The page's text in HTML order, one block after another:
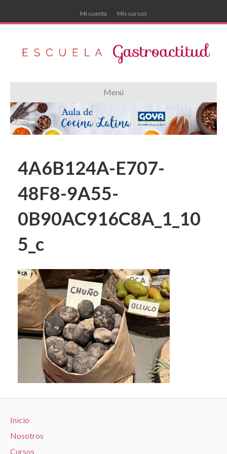
Mi cuenta Mis cursos
Menú
4A6B124A-E707-
48F8-9A55-
0B90AC916C8A_1_10
5_c
Inicio
Nosotros
Cursos